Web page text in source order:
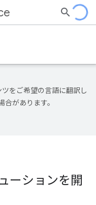
をご希望の言語に翻訳し
があります。
ーションを開